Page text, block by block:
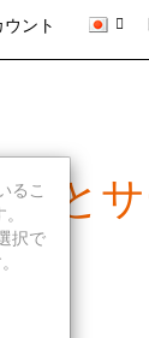
ント
と
るこ
択で